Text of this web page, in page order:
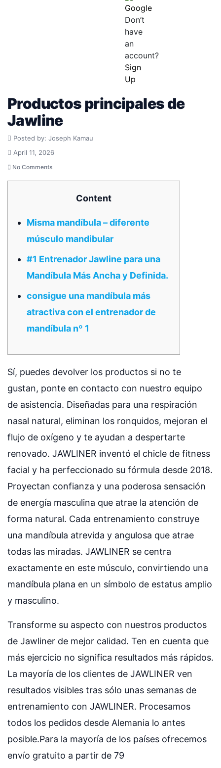
Google
Don’t
have
an
account?
Sign
Up
Productos principales de
Jawline
Posted by: Joseph Kamau
April 11, 2026
No Comments
Content
Misma mandíbula – diferente
músculo mandibular
#1 Entrenador Jawline para una
Mandíbula Más Ancha y Definida.
consigue una mandíbula más
atractiva con el entrenador de
mandíbula nº 1
Sí, puedes devolver los productos si no te
gustan, ponte en contacto con nuestro equipo
de asistencia. Diseñadas para una respiración
nasal natural, eliminan los ronquidos, mejoran el
flujo de oxígeno y te ayudan a despertarte
renovado. JAWLINER inventó el chicle de fitness
facial y ha perfeccionado su fórmula desde 2018.
Proyectan confianza y una poderosa sensación
de energía masculina que atrae la atención de
forma natural. Cada entrenamiento construye
una mandíbula atrevida y angulosa que atrae
todas las miradas. JAWLINER se centra
exactamente en este músculo, convirtiendo una
mandíbula plana en un símbolo de estatus amplio
y masculino.
Transforme su aspecto con nuestros productos
de Jawliner de mejor calidad. Ten en cuenta que
más ejercicio no significa resultados más rápidos.
La mayoría de los clientes de JAWLINER ven
resultados visibles tras sólo unas semanas de
entrenamiento con JAWLINER. Procesamos
todos los pedidos desde Alemania lo antes
posible.Para la mayoría de los países ofrecemos
envío gratuito a partir de 79